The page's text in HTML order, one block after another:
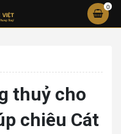
0
thuỷ cho
chiêu Cát